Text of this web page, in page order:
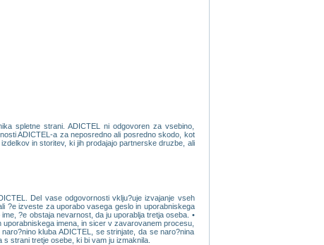
spletne strani. ADICTEL ni odgovoren za vsebino,
ADICTEL-a za neposredno ali posredno skodo, kot
in storitev, ki jih prodajajo partnerske druzbe, ali
Del vase odgovornosti vklju?uje izvajanje vseh
?e izveste za uporabo vasega geslo in uporabniskega
?e obstaja nevarnost, da ju uporablja tretja oseba. •
imena, in sicer v zavarovanem procesu,
kluba ADICTEL, se strinjate, da se naro?nina
strani tretje osebe, ki bi vam ju izmaknila.